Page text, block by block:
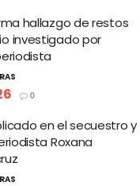
hallazgo de restos
investigado por
0
en el secuestro y
Roxana